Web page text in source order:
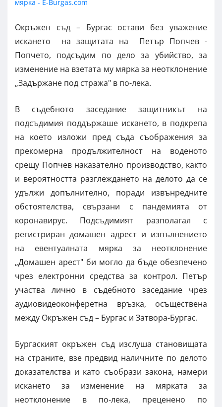
Окръжен съд – Бургас остави без уважение
искането на защитата на Петър Попчев -
Попчето, подсъдим по дело за убийство, за
изменение на взетата му мярка за неотклонение
„Задържане под стража" в по-лека.
В съдебното заседание защитникът на
подсъдимия поддържаше искането, в подкрепа
на което изложи пред съда съображения за
прекомерна продължителност на воденото
срещу Попчев наказателно производство, както
и вероятността разглеждането на делото да се
удължи допълнително, поради извънредните
обстоятелства, свързани с пандемията от
коронавирус. Подсъдимият разполагал с
регистриран домашен адрест и изпълнението
на евентуалната мярка за неотклонение
„Домашен арест" би могло да бъде обезпечено
чрез електронни средства за контрол. Петър
участва лично в съдебното заседание чрез
аудиовидеоконферетна връзка, осъществена
между Окръжен съд – Бургас и Затвора-Бургас.
Бургаският окръжен съд изслуша становищата
на страните, взе предвид наличните по делото
доказателства и като съобрази закона, намери
искането за изменение на мярката за
неотклонение в по-лека, преценено по